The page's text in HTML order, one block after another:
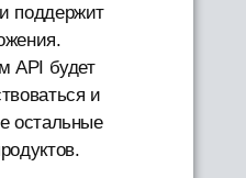
поддержит
API будет
и
остальные